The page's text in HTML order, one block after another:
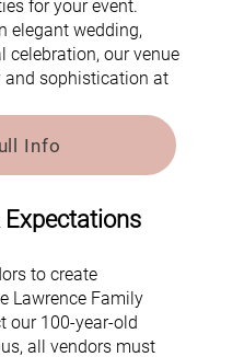
for your event.
elegant wedding,
celebration, our venue
and sophistication at
Info
Expectations
to create
Lawrence Family
our 100-year-old
all vendors must